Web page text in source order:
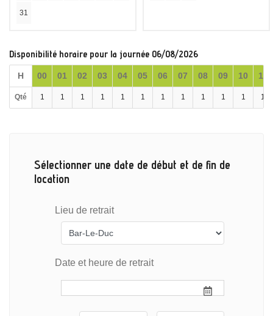
31
Disponibilité horaire pour la journée 06/08/2026
H 00 01 02 03 04 05 06 07 08 09 10 11
Qté 1 1 1 1 1 1 1 1 1 1 1 1
Sélectionner une date de début et de fin de
location
Lieu de retrait
Date et heure de retrait